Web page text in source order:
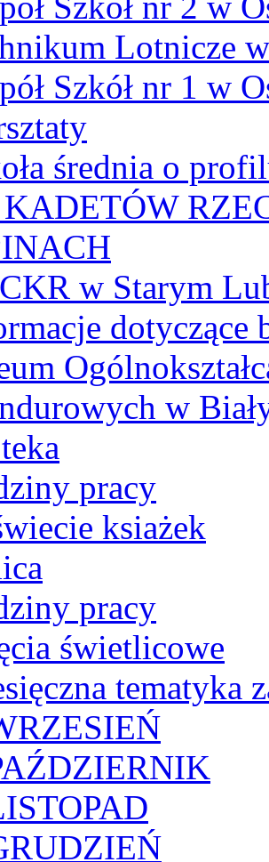
Lotnicze
Szkół nr 1 w
średnia o
w Starym
dotyczące
w
pracy
ksiażek
pracy
świetlicowe
tematyka